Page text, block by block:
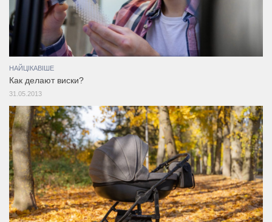
НАЙЦІКАВІШЕ
Как делают виски?
31.05.2013